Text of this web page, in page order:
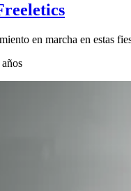
en marcha en estas